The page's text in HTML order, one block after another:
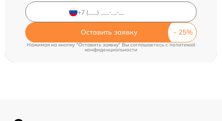
Оставить заявку
Нажимая на кнопку "Оставить заявку" Вы соглашаетесь c политикой
конфиденциальности